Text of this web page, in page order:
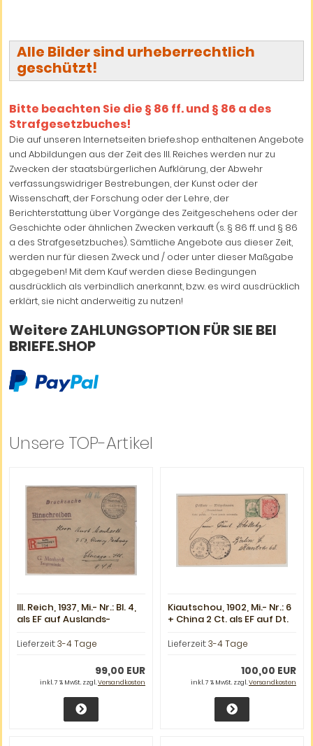
Alle Bilder sind urheberrechtlich
geschützt!
Bitte beachten Sie die § 86 ff. und § 86 a des
Strafgesetzbuches!
Die auf unseren Internetseiten briefe.shop enthaltenen Angebote
und Abbildungen aus der Zeit des III. Reiches werden nur zu
Zwecken der staatsbürgerlichen Aufklärung, der Abwehr
verfassungswidriger Bestrebungen, der Kunst oder der
Wissenschaft, der Forschung oder der Lehre, der
Berichterstattung über Vorgänge des Zeitgeschehens oder der
Geschichte oder ähnlichen Zwecken verkauft (s. § 86 ff. und § 86
a des Strafgesetzbuches). Sämtliche Angebote aus dieser Zeit,
werden nur für diesen Zweck und / oder unter dieser Maßgabe
abgegeben! Mit dem Kauf werden diese Bedingungen
ausdrücklich als verbindlich anerkannt, bzw. es wird ausdrücklich
erklärt, sie nicht anderweitig zu nutzen!
Weitere ZAHLUNGSOPTION FÜR SIE BEI
BRIEFE.SHOP
Unsere TOP-Artikel
III. Reich, 1937, Mi.- Nr.: Bl. 4,
als EF auf Auslands-
(!), von Berlin nach
Lieferzeit:3-4 Tage
99,00 EUR
inkl. 7 % MwSt. zzgl.Versandkosten
Kiautschou, 1902, Mi.- Nr.: 6
+ China 2 Ct. als EF auf Dt.
Schubkarren + Segel") per
Lieferzeit:3-4 Tage
100,00 EUR
inkl. 7 % MwSt. zzgl.Versandkosten